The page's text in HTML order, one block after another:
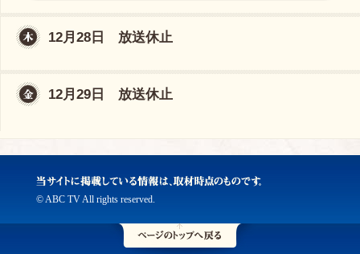
12月28日 放送休止
12月29日 放送休止
© ABC TV All rights reserved.